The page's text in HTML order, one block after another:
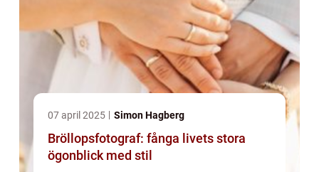
07 april 2025 Simon Hagberg
Bröllopsfotograf: fånga livets stora
ögonblick med stil